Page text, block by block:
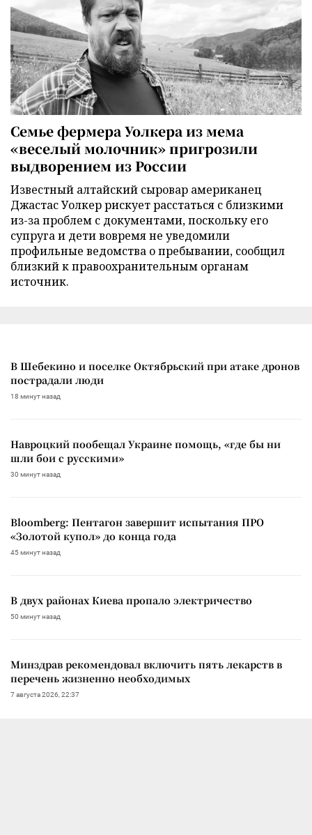
Семье фермера Уолкера из мема
«веселый молочник» пригрозили
выдворением из России
Известный алтайский сыровар американец
Джастас Уолкер рискует расстаться с близкими
из-за проблем с документами, поскольку его
супруга и дети вовремя не уведомили
профильные ведомства о пребывании, сообщил
близкий к правоохранительным органам
источник.
В Шебекино и поселке Октябрьский при атаке дронов
пострадали люди
18 минут назад
Навроцкий пообещал Украине помощь, «где бы ни
шли бои с русскими»
30 минут назад
Bloomberg: Пентагон завершит испытания ПРО
«Золотой купол» до конца года
45 минут назад
В двух районах Киева пропало электричество
50 минут назад
Минздрав рекомендовал включить пять лекарств в
перечень жизненно необходимых
7 августа 2026, 22:37